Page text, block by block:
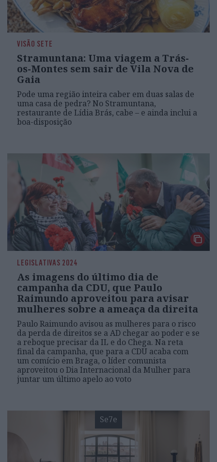
VISÃO SETE
Stramuntana: Uma viagem a Trás-
os-Montes sem sair de Vila Nova de
Gaia
Pode uma região inteira caber em duas salas de
uma casa de pedra? No Stramuntana,
restaurante de Lídia Brás, cabe – e ainda inclui a
boa-disposição
LEGISLATIVAS 2024
As imagens do último dia de
campanha da CDU, que Paulo
Raimundo aproveitou para avisar
mulheres sobre a ameaça da direita
Paulo Raimundo avisou as mulheres para o risco
da perda de direitos se a AD chegar ao poder e se
a reboque precisar da IL e do Chega. Na reta
final da campanha, que para a CDU acaba com
um comício em Braga, o líder comunista
aproveitou o Dia Internacional da Mulher para
juntar um último apelo ao voto
Se7e